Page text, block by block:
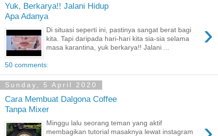
Yuk, Berkarya!! Jalani Hidup
Apa Adanya
›
Di situasi seperti ini, pastinya sangat berat bagi
kita. Tapi daripada hari-hari kita sia-sia selama
masa karantina, yuk berkarya!! Jalani ...
50 comments:
Sunday, 5 April 2020
Cara Membuat Dalgona Coffee
Tanpa Mixer
Minggu lalu seorang teman yang aktif
membagikan tutorial masaknya lewat instagram